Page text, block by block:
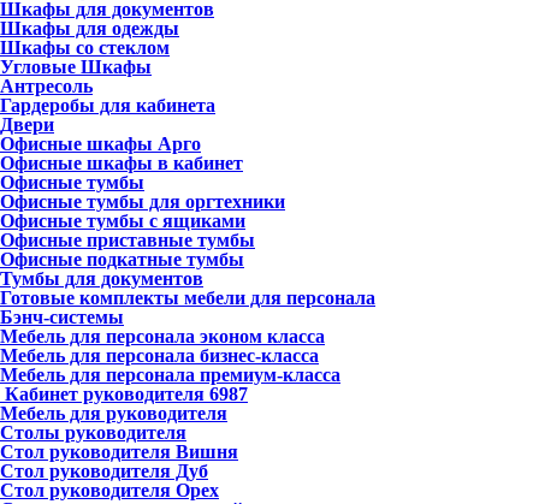
Шкафы для документов
Шкафы для одежды
Шкафы со стеклом
Угловые Шкафы
Антресоль
Гардеробы для кабинета
Двери
Офисные шкафы Арго
Офисные шкафы в кабинет
Офисные тумбы
Офисные тумбы для оргтехники
Офисные тумбы с ящиками
Офисные приставные тумбы
Офисные подкатные тумбы
Тумбы для документов
Готовые комплекты мебели для персонала
Бэнч-системы
Мебель для персонала эконом класса
Мебель для персонала бизнес-класса
Мебель для персонала премиум-класса
Кабинет руководителя 6987
Мебель для руководителя
Столы руководителя
Стол руководителя Вишня
Стол руководителя Дуб
Стол руководителя Орех